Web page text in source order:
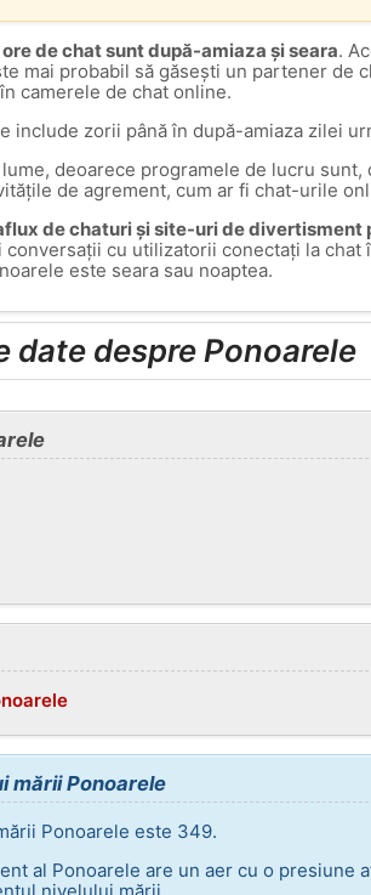
de chat sunt după-amiaza și seara.
mai probabil să găsești un partener de
camerele de chat online.
include zorii până în după-amiaza zilei
deoarece programele de lucru
de agrement, cum ar fi chat-urile
de chaturi și site-uri de
cu utilizatorii conectați la chat
este seara sau noaptea.
date despre Ponoarele
mării Ponoarele
Ponoarele este 349.
al Ponoarele are un aer cu o presiune
nivelului mării.